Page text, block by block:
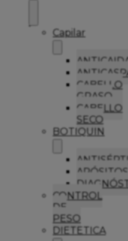
Capilar
CABELLO
GRASO
CABELLO
SECO
BOTIQUIN
APÓSITOS
CONTROL
DE
PESO
DIETETICA